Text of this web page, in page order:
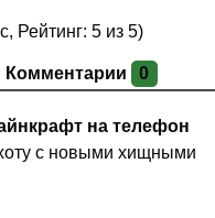
Комментарии 0
Рейтинг:5 из 5)
на телефон
с новыми хищными